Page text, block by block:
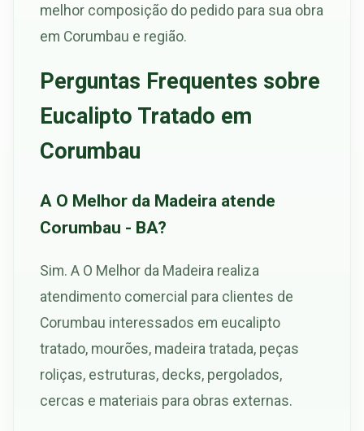
melhor composição do pedido para sua obra
em Corumbau e região.
Perguntas Frequentes sobre
Eucalipto Tratado em
Corumbau
A O Melhor da Madeira atende
Corumbau - BA?
Sim. A O Melhor da Madeira realiza
atendimento comercial para clientes de
Corumbau interessados em eucalipto
tratado, mourões, madeira tratada, peças
roliças, estruturas, decks, pergolados,
cercas e materiais para obras externas.